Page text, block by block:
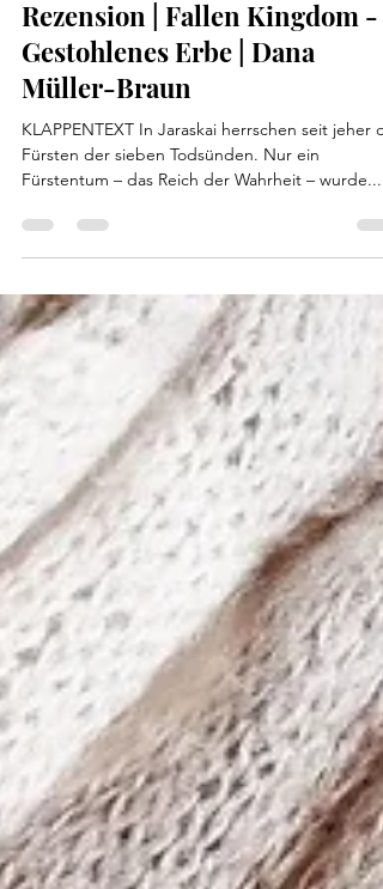
24. März 2023
Rezension | Fallen Kingdom -
Gestohlenes Erbe | Dana
Müller-Braun
KLAPPENTEXT In Jaraskai herrschen seit jeher
Fürstentum – das Reich der Wahrheit – wurde...